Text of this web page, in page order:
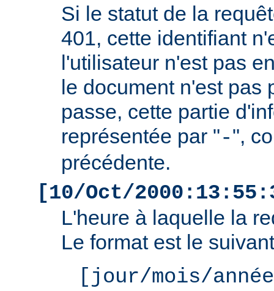
Si le statut de la
401, cette identifiant
l'utilisateur n'est pas
le document n'est pas
passe, cette partie
représentée par "-",
précédente.
[10/Oct/
L'heure à laquelle la
Le format est le
[jour/mois/